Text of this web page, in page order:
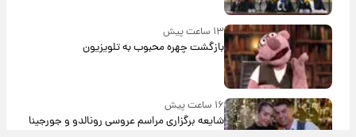
۱۳ ساعت پیش
بازگشت چهره محبوب به تلویزیون
۱۶ ساعت پیش
شایعه برگزاری مراسم عروسی رونالدو و جورجینا